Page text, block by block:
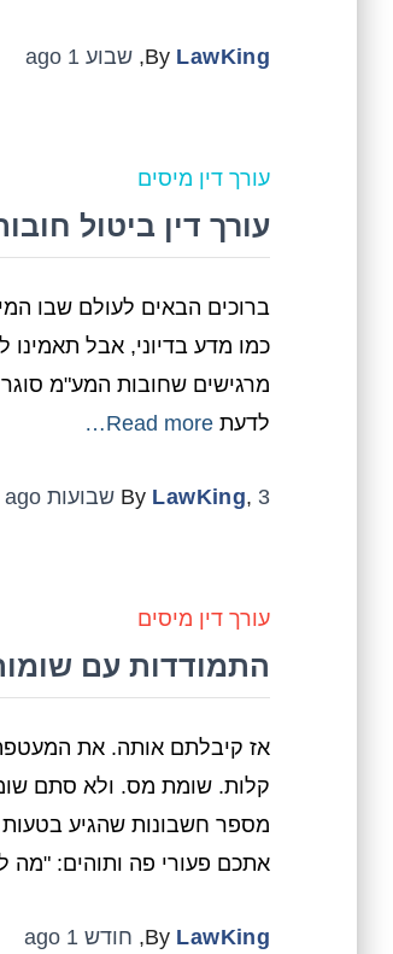
By LawKing
, שבוע 1
עורך דין מיסים
עורך דין ביטול
ברוכים הבאים לעולם שבו
כמו מדע בדיוני, אבל
מרגישים שחובות המע"מ
לדעת Read more…
By LawKing, 3 שבועות ago
עורך דין מיסים
התמודדות עם
אז קיבלתם אותה. את
קלות. שומת מס. ולא סתם
מספר חשבונות שהגיע
אתכם פעורי פה ותוהים: "מה
By LawKing
, חודש 1